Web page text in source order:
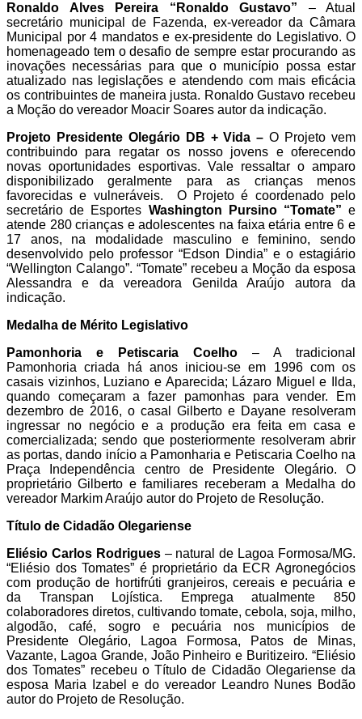
Ronaldo Alves Pereira “Ronaldo Gustavo” – Atual
secretário municipal de Fazenda, ex-vereador da Câmara
Municipal por 4 mandatos e ex-presidente do Legislativo. O
homenageado tem o desafio de sempre estar procurando as
inovações necessárias para que o município possa estar
atualizado nas legislações e atendendo com mais eficácia
os contribuintes de maneira justa. Ronaldo Gustavo recebeu
a Moção do vereador Moacir Soares autor da indicação.
Projeto Presidente Olegário DB + Vida –O Projeto vem
contribuindo para regatar os nosso jovens e oferecendo
novas oportunidades esportivas. Vale ressaltar o amparo
disponibilizado geralmente para as crianças menos
favorecidas e vulneráveis. O Projeto é coordenado pelo
secretário de Esportes Washington Pursino “Tomate” e
atende 280 crianças e adolescentes na faixa etária entre 6 e
17 anos, na modalidade masculino e feminino, sendo
desenvolvido pelo professor “Edson Dindia” e o estagiário
“Wellington Calango”. “Tomate” recebeu a Moção da esposa
Alessandra e da vereadora Genilda Araújo autora da
indicação.
Medalha de Mérito Legislativo
Pamonhoria e Petiscaria Coelho – A tradicional
Pamonhoria criada há anos iniciou-se em 1996 com os
casais vizinhos, Luziano e Aparecida; Lázaro Miguel e Ilda,
quando começaram a fazer pamonhas para vender. Em
dezembro de 2016, o casal Gilberto e Dayane resolveram
ingressar no negócio e a produção era feita em casa e
comercializada; sendo que posteriormente resolveram abrir
as portas, dando início a Pamonharia e Petiscaria Coelho na
Praça Independência centro de Presidente Olegário. O
proprietário Gilberto e familiares receberam a Medalha do
vereador Markim Araújo autor do Projeto de Resolução.
Título de Cidadão Olegariense
Eliésio Carlos Rodrigues– natural de Lagoa Formosa/MG.
“Eliésio dos Tomates” é proprietário da ECR Agronegócios
com produção de hortifrúti granjeiros, cereais e pecuária e
da Transpan Lojística. Emprega atualmente 850
colaboradores diretos, cultivando tomate, cebola, soja, milho,
algodão, café, sogro e pecuária nos municípios de
Presidente Olegário, Lagoa Formosa, Patos de Minas,
Vazante, Lagoa Grande, João Pinheiro e Buritizeiro. “Eliésio
dos Tomates” recebeu o Título de Cidadão Olegariense da
esposa Maria Izabel e do vereador Leandro Nunes Bodão
autor do Projeto de Resolução.